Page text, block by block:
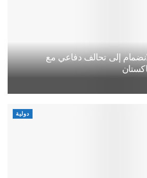
إلى تحالف دفاعي مع
دولية